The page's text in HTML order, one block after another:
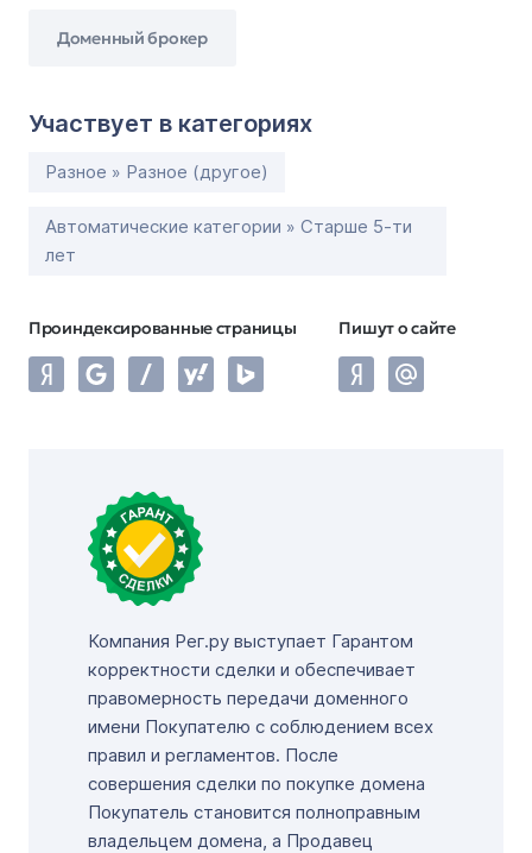
Доменный брокер
Участвует в категориях
Разное » Разное (другое)
Автоматические категории » Старше 5-ти
лет
Проиндексированные страницы Пишут о сайте
Компания Рег.ру выступает Гарантом
корректности сделки и обеспечивает
правомерность передачи доменного
имени Покупателю с соблюдением всех
правил и регламентов. После
совершения сделки по покупке домена
Покупатель становится полноправным
владельцем домена, а Продавец